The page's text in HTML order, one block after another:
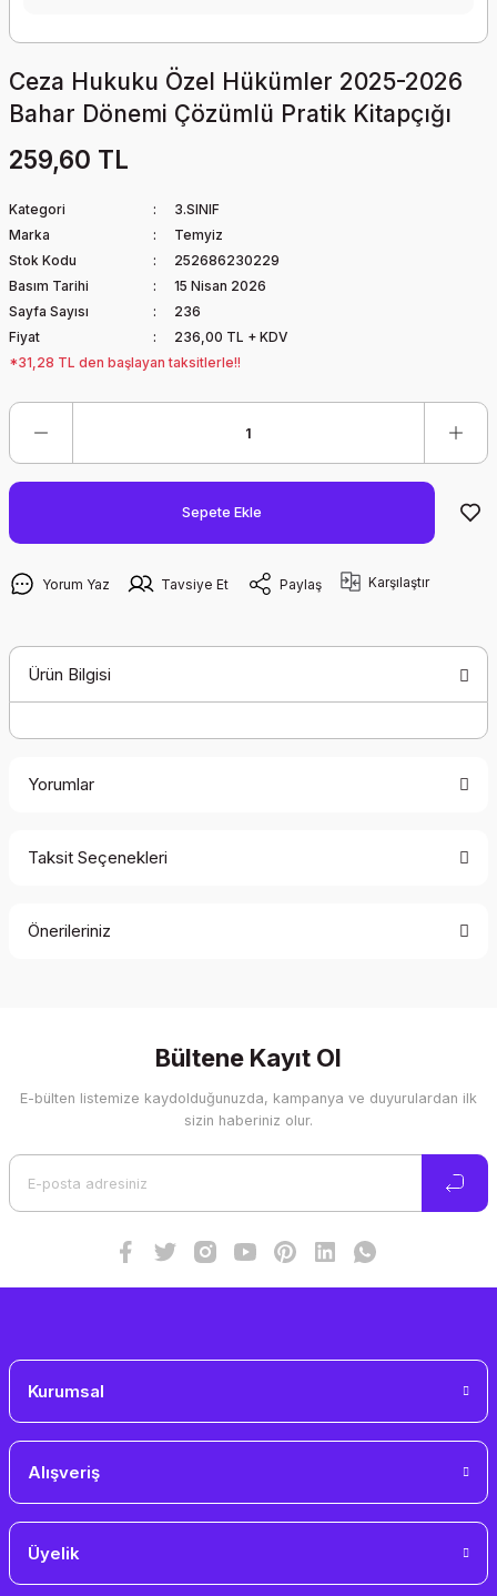
Ceza Hukuku Özel Hükümler 2025-2026
Bahar Dönemi Çözümlü Pratik Kitapçığı
259,60 TL
Kategori
3.SINIF
Marka
Temyiz
Stok Kodu
252686230229
Basım Tarihi
15 Nisan 2026
Sayfa Sayısı
236
Fiyat
236,00 TL + KDV
*31,28 TL den başlayan taksitlerle!!
Sepete Ekle
Yorum Yaz Tavsiye Et Paylaş Karşılaştır
Ürün Bilgisi
Yorumlar
Taksit Seçenekleri
Önerileriniz
Görüş ve önerileriniz için teşekkür ederiz.
Ürün resmi kalitesiz, bozuk veya görüntülenemiyor.
Bültene Kayıt Ol
E-bülten listemize kaydolduğunuzda, kampanya ve duyurulardan ilk
sizin haberiniz olur.
Kurumsal
Alışveriş
Üyelik